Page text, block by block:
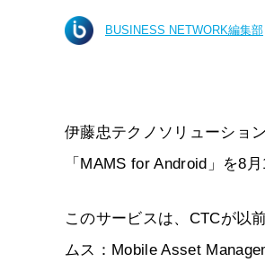
BUSINESS NETWORK編集部
伊藤忠テクノソリューショ
「MAMS for Android」を8
このサービスは、CTCが以
ムス：Mobile Asset